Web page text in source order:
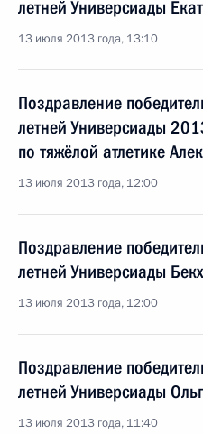
летней Универсиады
13 июля 2013 года, 13:10
Поздравление
летней Универсиады
по тяжёлой атлетике
13 июля 2013 года, 12:00
Поздравление
летней Универсиады
13 июля 2013 года, 12:00
Поздравление
летней Универсиады
13 июля 2013 года, 11:40